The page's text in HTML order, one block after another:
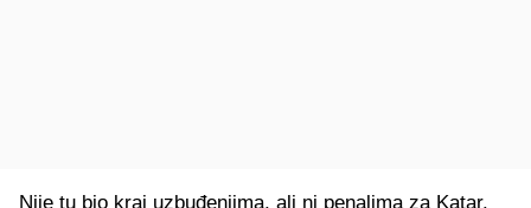
Nije tu bio kraj uzbuđenjima, ali ni penalima za Katar.